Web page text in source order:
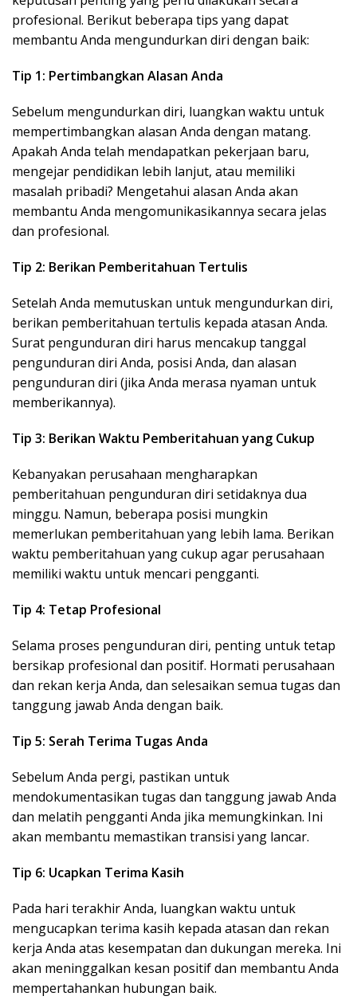
profesional. Berikut beberapa tips yang dapat
membantu Anda mengundurkan diri dengan baik:
Tip 1: Pertimbangkan Alasan Anda
Sebelum mengundurkan diri, luangkan waktu untuk
mempertimbangkan alasan Anda dengan matang.
Apakah Anda telah mendapatkan pekerjaan baru,
mengejar pendidikan lebih lanjut, atau memiliki
masalah pribadi? Mengetahui alasan Anda akan
membantu Anda mengomunikasikannya secara jelas
dan profesional.
Tip 2: Berikan Pemberitahuan Tertulis
Setelah Anda memutuskan untuk mengundurkan diri,
berikan pemberitahuan tertulis kepada atasan Anda.
Surat pengunduran diri harus mencakup tanggal
pengunduran diri Anda, posisi Anda, dan alasan
pengunduran diri (jika Anda merasa nyaman untuk
memberikannya).
Tip 3: Berikan Waktu Pemberitahuan yang Cukup
Kebanyakan perusahaan mengharapkan
pemberitahuan pengunduran diri setidaknya dua
minggu. Namun, beberapa posisi mungkin
memerlukan pemberitahuan yang lebih lama. Berikan
waktu pemberitahuan yang cukup agar perusahaan
memiliki waktu untuk mencari pengganti.
Tip 4: Tetap Profesional
Selama proses pengunduran diri, penting untuk tetap
bersikap profesional dan positif. Hormati perusahaan
dan rekan kerja Anda, dan selesaikan semua tugas dan
tanggung jawab Anda dengan baik.
Tip 5: Serah Terima Tugas Anda
Sebelum Anda pergi, pastikan untuk
mendokumentasikan tugas dan tanggung jawab Anda
dan melatih pengganti Anda jika memungkinkan. Ini
akan membantu memastikan transisi yang lancar.
Tip 6: Ucapkan Terima Kasih
Pada hari terakhir Anda, luangkan waktu untuk
mengucapkan terima kasih kepada atasan dan rekan
kerja Anda atas kesempatan dan dukungan mereka. Ini
akan meninggalkan kesan positif dan membantu Anda
mempertahankan hubungan baik.